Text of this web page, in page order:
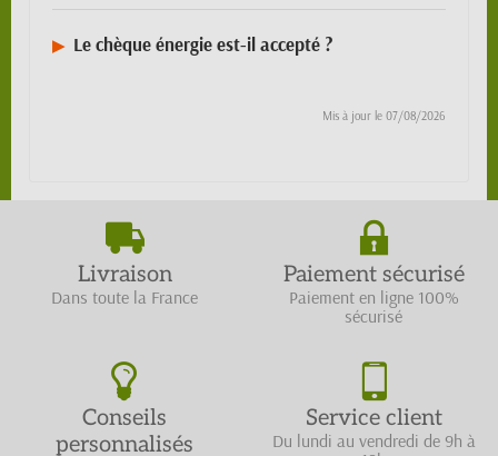
Le chèque énergie est-il accepté ?
Mis à jour le 07/08/2026
Livraison
Dans toute la France
Paiement sécurisé
Paiement en ligne 100%
sécurisé
Conseils
personnalisés
Service client
Du lundi au vendredi de 9h à